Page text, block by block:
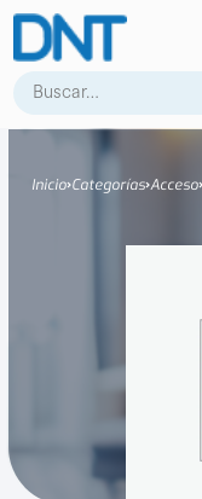
Buscar:
Inicio Categorías Acceso